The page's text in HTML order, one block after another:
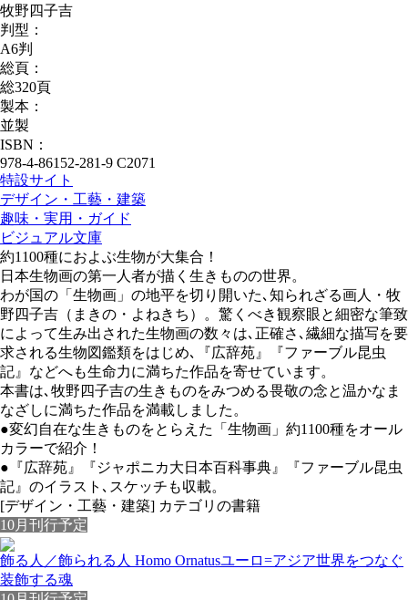
牧野四子吉
判型：
A6判
総頁：
総320頁
製本：
並製
ISBN：
978-4-86152-281-9 C2071
特設サイト
デザイン・工藝・建築
趣味・実用・ガイド
ビジュアル文庫
約1100種におよぶ生物が大集合！
日本生物画の第一人者が描く生きものの世界。
わが国の「生物画」の地平を切り開いた､知られざる画人・牧
野四子吉（まきの・よねきち）。驚くべき観察眼と細密な筆致
によって生み出された生物画の数々は､正確さ､繊細な描写を要
求される生物図鑑類をはじめ､『広辞苑』『ファーブル昆虫
記』などへも生命力に満ちた作品を寄せています。
本書は､牧野四子吉の生きものをみつめる畏敬の念と温かなま
なざしに満ちた作品を満載しました。
●変幻自在な生きものをとらえた「生物画」約1100種をオール
カラーで紹介！
●『広辞苑』『ジャポニカ大日本百科事典』『ファーブル昆虫
記』のイラスト､スケッチも収載。
[デザイン・工藝・建築] カテゴリの書籍
10月刊行予定
飾る人／飾られる人 Homo Ornatusユーロ=アジア世界をつなぐ
装飾する魂